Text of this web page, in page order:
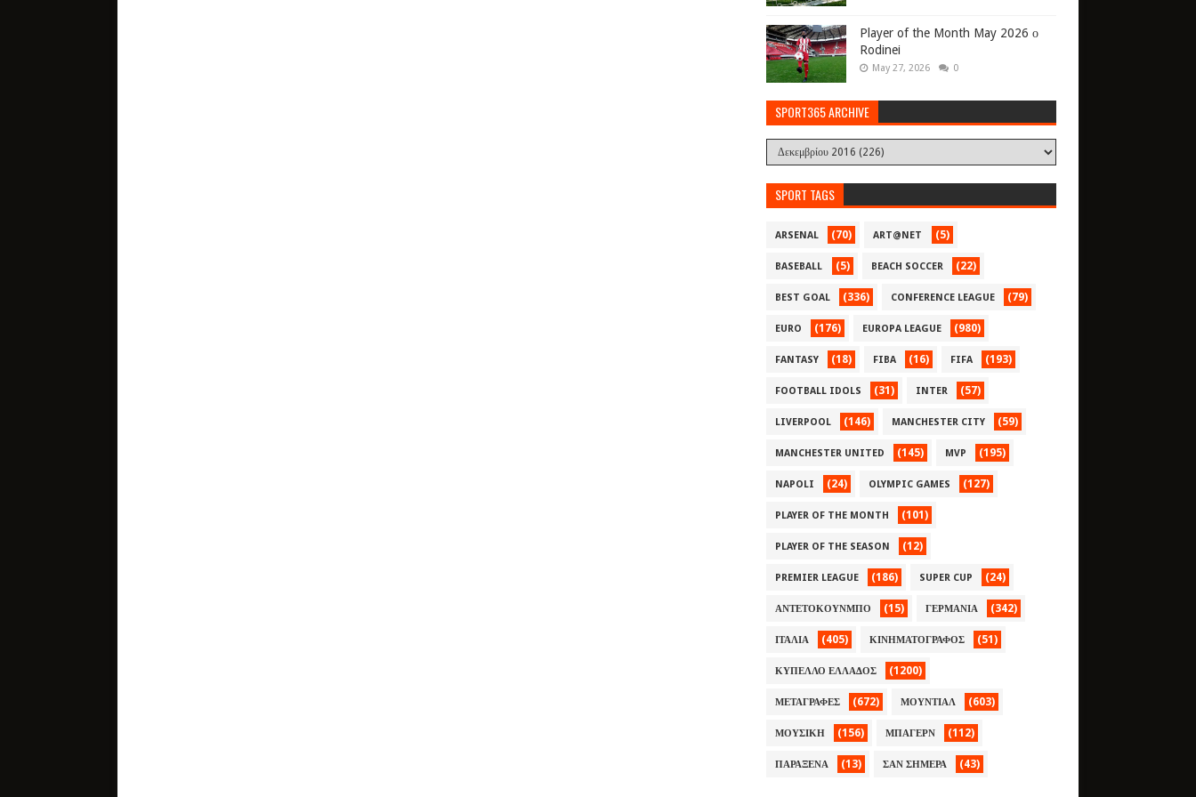
Player of the Month May 2026 ο
Rodinei
May 27, 2026 0
SPORT365 ARCHIVE
SPORT TAGS
ARSENAL (70) ART@NET (5)
BASEBALL (5) BEACH SOCCER (22)
BEST GOAL (336) CONFERENCE LEAGUE (79)
EURO (176) EUROPA LEAGUE (980)
FANTASY (18) FIBA (16) FIFA (193)
FOOTBALL IDOLS (31) INTER (57)
LIVERPOOL (146) MANCHESTER CITY (59)
MANCHESTER UNITED (145) MVP (195)
NAPOLI (24) OLYMPIC GAMES (127)
PLAYER OF THE MONTH (101)
PLAYER OF THE SEASON (12)
PREMIER LEAGUE (186) SUPER CUP (24)
ΑΝΤΕΤΟΚΟΥΝΜΠΟ (15) ΓΕΡΜΑΝΙΑ (342)
ΙΤΑΛΙΑ (405) ΚΙΝΗΜΑΤΟΓΡΑΦΟΣ (51)
ΚΥΠΕΛΛΟ ΕΛΛΑΔΟΣ (1200)
ΜΕΤΑΓΡΑΦΕΣ (672) ΜΟΥΝΤΙΑΛ (603)
ΜΟΥΣΙΚΗ (156) ΜΠΑΓΕΡΝ (112)
ΠΑΡΑΞΕΝΑ (13) ΣΑΝ ΣΗΜΕΡΑ (43)